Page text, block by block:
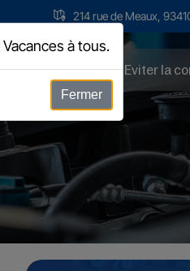
214 rue de Meaux,
et Horaires Eviter la
à tous.
Fermer